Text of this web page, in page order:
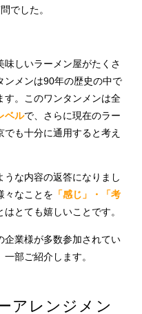
でした。
しいラーメン屋がたくさ
ンメンは90年の歴史の中で
す。このワンタンメンは全
ベルで、さらに現在のラー
も十分に通用すると考え
うな内容の返答になりまし
々なことを 「感じ」・「考
とても嬉しいことです。
企業様が多数参加されてい
部ご紹介します。
アレンジメン